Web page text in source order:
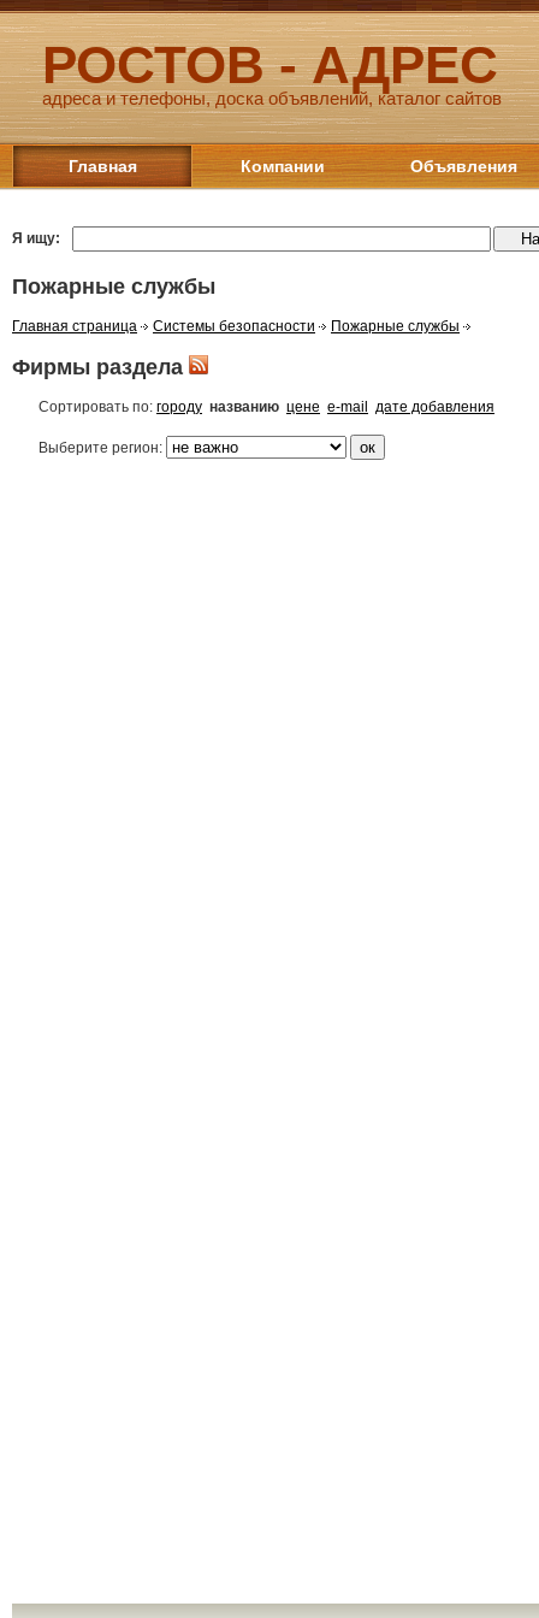
РОСТОВ - АДРЕС
адреса и телефоны, доска объявлений, каталог сайтов
Главная Компании Объявления
Я ищу:
Пожарные службы
Главная страница Системы безопасности Пожарные службы
Фирмы раздела
Сортировать по: городу названию цене e-mail дате добавления
Выберите регион: